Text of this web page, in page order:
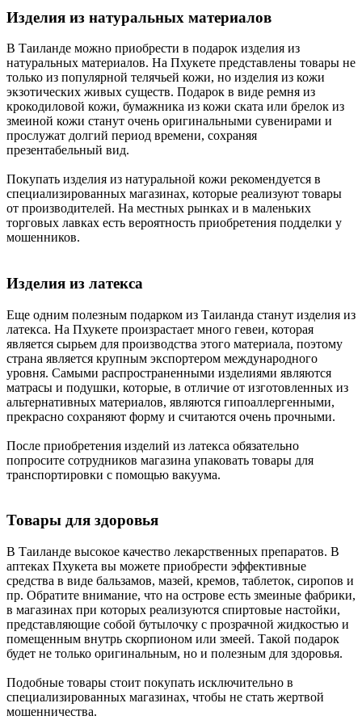
Изделия из натуральных материалов
В Таиланде можно приобрести в подарок изделия из
натуральных материалов. На Пхукете представлены товары не
только из популярной телячьей кожи, но изделия из кожи
экзотических живых существ. Подарок в виде ремня из
крокодиловой кожи, бумажника из кожи ската или брелок из
змеиной кожи станут очень оригинальными сувенирами и
прослужат долгий период времени, сохраняя
презентабельный вид.
Покупать изделия из натуральной кожи рекомендуется в
специализированных магазинах, которые реализуют товары
от производителей. На местных рынках и в маленьких
торговых лавках есть вероятность приобретения подделки у
мошенников.
Изделия из латекса
Еще одним полезным подарком из Таиланда станут изделия из
латекса. На Пхукете произрастает много гевеи, которая
является сырьем для производства этого материала, поэтому
страна является крупным экспортером международного
уровня. Самыми распространенными изделиями являются
матрасы и подушки, которые, в отличие от изготовленных из
альтернативных материалов, являются гипоаллергенными,
прекрасно сохраняют форму и считаются очень прочными.
После приобретения изделий из латекса обязательно
попросите сотрудников магазина упаковать товары для
транспортировки с помощью вакуума.
Товары для здоровья
В Таиланде высокое качество лекарственных препаратов. В
аптеках Пхукета вы можете приобрести эффективные
средства в виде бальзамов, мазей, кремов, таблеток, сиропов и
пр. Обратите внимание, что на острове есть змеиные фабрики,
в магазинах при которых реализуются спиртовые настойки,
представляющие собой бутылочку с прозрачной жидкостью и
помещенным внутрь скорпионом или змеей. Такой подарок
будет не только оригинальным, но и полезным для здоровья.
Подобные товары стоит покупать исключительно в
специализированных магазинах, чтобы не стать жертвой
мошенничества.